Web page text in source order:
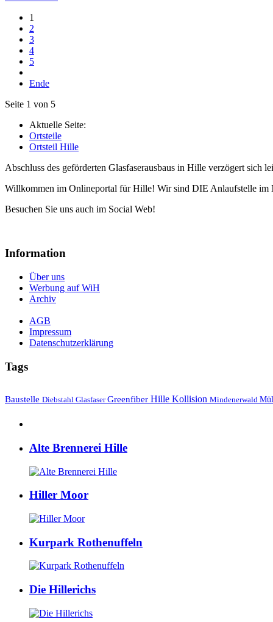
1
2
3
4
5
Ende
Seite 1 von 5
Aktuelle Seite:
Ortsteile
Ortsteil Hille
Abschluss des geförderten Glasfaserausbaus in Hille verzögert sich
Willkommen im Onlineportal für Hille! Wir sind DIE Anlaufstelle im
Besuchen Sie uns auch im Social Web!
Information
Über uns
Werbung auf WiH
Archiv
AGB
Impressum
Datenschutzerklärung
Tags
Baustelle Diebstahl GlasfaserGreenfiber Hille Kollision Mindenerwald
Alte Brennerei Hille
Hiller Moor
Kurpark Rothenuffeln
Die Hillerichs